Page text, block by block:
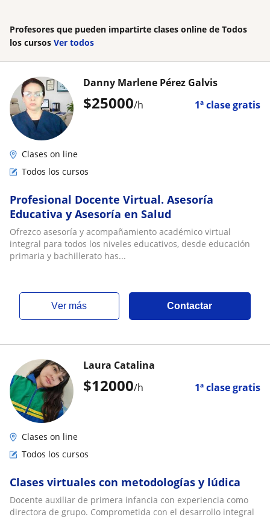
Profesores que pueden impartirte clases online de Todos
los cursos Ver todos
$25000/h 1ª clase gratis
Danny Marlene Pérez Galvis
Clases on line
Todos los cursos
Profesional Docente Virtual. Asesoría
Educativa y Asesoría en Salud
Ofrezco asesoría y acompañamiento académico virtual
integral para todos los niveles educativos, desde educación
primaria y bachillerato has...
ver más Contactar
$12000/h 1ª clase gratis
Laura Catalina
Clases on line
Todos los cursos
Clases virtuales con metodologías y lúdica
Docente auxiliar de primera infancia con experiencia como
directora de grupo. Comprometida con el desarrollo integral